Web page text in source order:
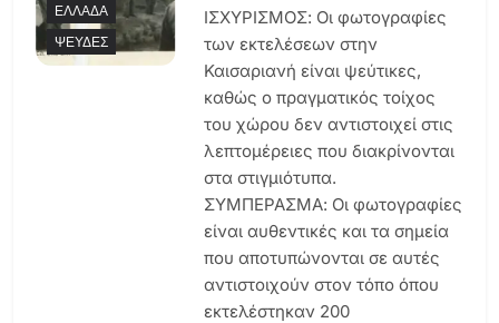
ΕΛΛΆΔΑ
ΨΕΥΔΈΣ
ΙΣΧΥΡΙΣΜΟΣ: Οι φωτογραφίες
των εκτελέσεων στην
Καισαριανή είναι ψεύτικες,
καθώς ο πραγματικός τοίχος
του χώρου δεν αντιστοιχεί στις
λεπτομέρειες που διακρίνονται
στα στιγμιότυπα.
ΣΥΜΠΕΡΑΣΜΑ: Οι φωτογραφίες
είναι αυθεντικές και τα σημεία
που αποτυπώνονται σε αυτές
αντιστοιχούν στον τόπο όπου
εκτελέστηκαν 200